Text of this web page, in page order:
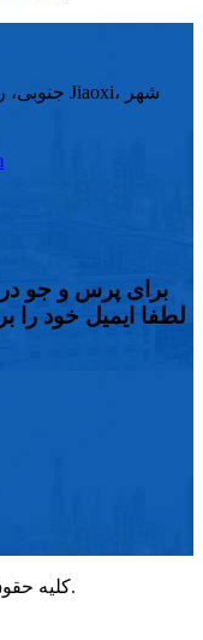
برای پرس و جو
© Copyright - 2010-2022: کلیه حقوق محفوظ است.